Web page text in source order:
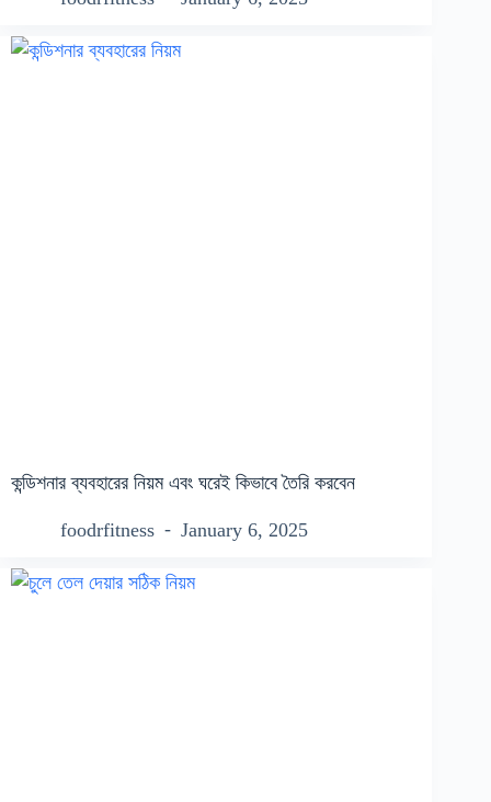
কন্ডিশনার ব্যবহারের নিয়ম এবং ঘরেই কিভাবে তৈরি করবেন
foodrfitness January 6, 2025